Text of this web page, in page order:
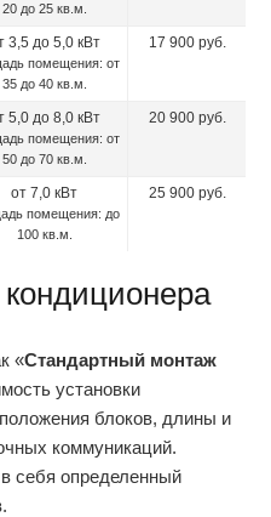
20 до 25 кв.м.
3,5 до 5,0 кВт
помещения: от
35 до 40 кв.м.
17 900 руб.
5,0 до 8,0 кВт
помещения: от
50 до 70 кв.м.
20 900 руб.
от 7,0 кВт
помещения: до
100 кв.м.
25 900 руб.
«Стандартный монтаж
установки
блоков, длины и
коммуникаций.
себя определенный